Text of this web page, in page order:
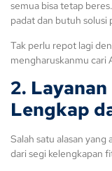
semua bisa tetap
padat dan butuh solusi
Tak perlu repot lagi
mengharuskanmu cari
2.
Lengkap
Salah satu alasan yang
dari segi kelengkapan